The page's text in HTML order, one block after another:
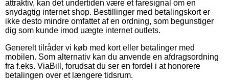
attraktiv, kan det undertiden være et faresignal om en
snydagtig internet shop. Bestillinger med betalingskort er
ikke desto mindre omfattet af en ordning, som begunstiger
dig som kunde imod uægte internet outlets.
Generelt tilråder vi køb med kort eller betalinger med
mobilen. Som alternativ kan du anvende en afdragsordning
fra f.eks. ViaBill, forudsat du ser en fordel i at honorere
betalingen over et længere tidsrum.